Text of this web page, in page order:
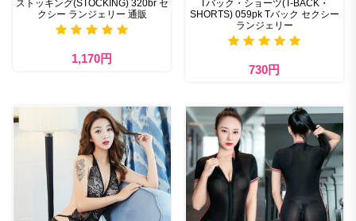
ストッキング(STOCKING) 320br セ
クシー ランジェリー 通販
1,170円
Tバック・ショーツ(T-BACK・
SHORTS) 059pk Tバック セクシー
ランジェリー
730円